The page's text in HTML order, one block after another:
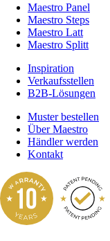
Maestro Panel
Maestro Steps
Maestro Latt
Maestro Splitt
Inspiration
Verkaufsstellen
B2B-Lösungen
Muster bestellen
Über Maestro
Händler werden
Kontakt